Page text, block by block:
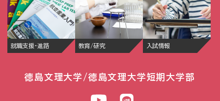
就職支援・進路 教育/研究 入試情報
徳島文理大学/徳島文理大学短期大学部